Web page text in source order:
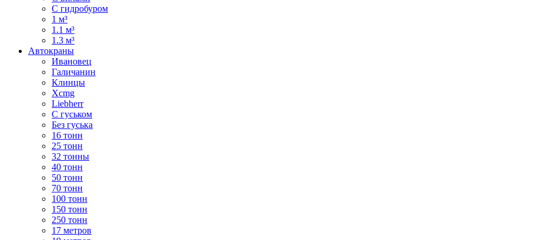
С гидробуром
1 м³
1.1 м³
1.3 м³
Автокраны
Ивановец
Галичанин
Клинцы
Xcmg
Liebherr
С гуськом
Без гуська
16 тонн
25 тонн
32 тонны
40 тонн
50 тонн
70 тонн
100 тонн
150 тонн
250 тонн
17 метров